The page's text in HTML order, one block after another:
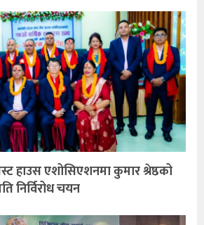
हाउस एशोसिएशनमा कुमार श्रेष्ठको
निर्विरोध चयन